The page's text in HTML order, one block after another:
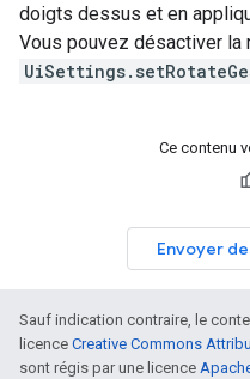
doigts dessus et en
Vous pouvez désactiver la
Ce contenu
Envoyer
Sauf indication contraire, le
licence Creative Commons
sont régis par une licence